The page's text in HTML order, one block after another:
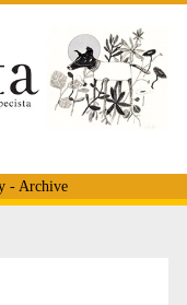
- Archive